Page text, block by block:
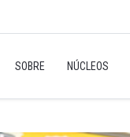
SOBRE NÚCLEOS